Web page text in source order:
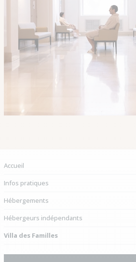
Vous êtes ici :
Accueil
Infos pratiques
Hébergements
Hébergeurs indépendants
Villa des Familles